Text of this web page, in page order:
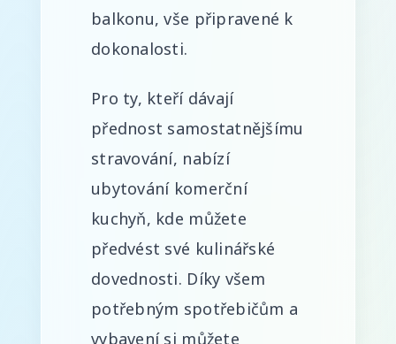
balkonu, vše připravené k
dokonalosti.
Pro ty, kteří dávají
přednost samostatnějšímu
stravování, nabízí
ubytování komerční
kuchyň, kde můžete
předvést své kulinářské
dovednosti. Díky všem
potřebným spotřebičům a
vybavení si můžete